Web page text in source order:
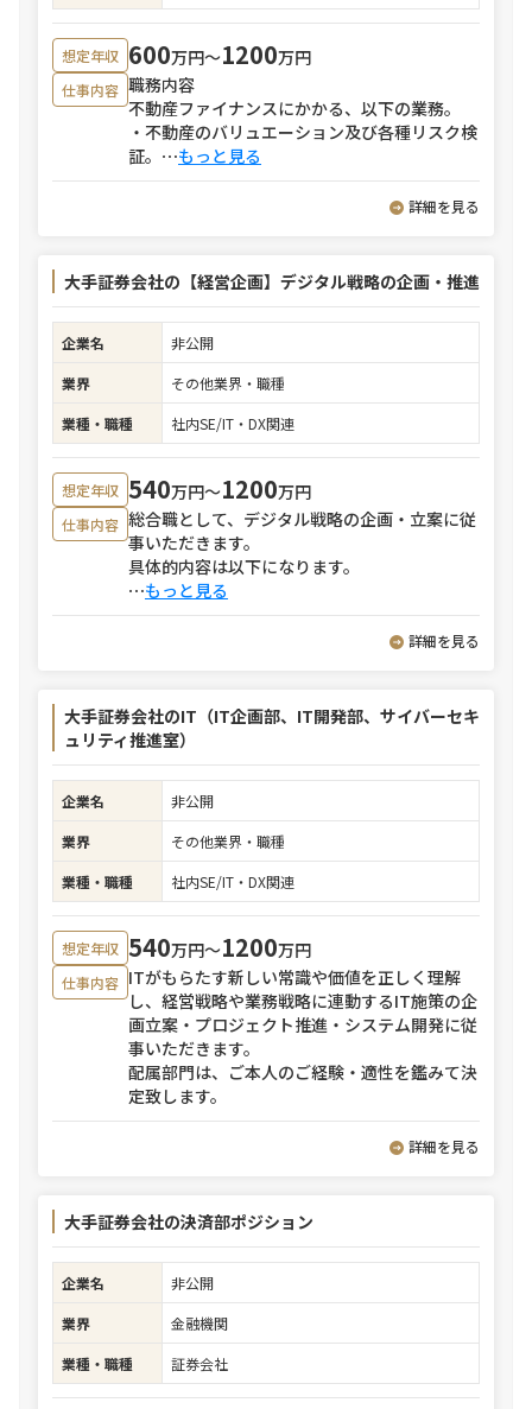
想定年収 600万円〜1200万円
仕事内容 職務内容
不動産ファイナンスにかかる、以下の業務。
・不動産のバリュエーション及び各種リスク検
証。 ⋯もっと見る
詳細を見る
大手証券会社の【経営企画】デジタル戦略の企画・推進
企業名
非公開
業界
その他業界・職種
業種・職種
社内SE/IT・DX関連
想定年収 540万円〜1200万円
仕事内容 総合職として、デジタル戦略の企画・立案に従
事いただきます。
具体的内容は以下になります。
⋯もっと見る
詳細を見る
大手証券会社のIT（IT企画部、IT開発部、サイバーセキ
ュリティ推進室）
企業名
非公開
業界
その他業界・職種
業種・職種
社内SE/IT・DX関連
想定年収 540万円〜1200万円
仕事内容 ITがもらたす新しい常識や価値を正しく理解
し、経営戦略や業務戦略に連動するIT施策の企
画立案・プロジェクト推進・システム開発に従
事いただきます。
配属部門は、ご本人のご経験・適性を鑑みて決
定致します。
詳細を見る
大手証券会社の決済部ポジション
企業名
非公開
業界
金融機関
業種・職種
証券会社